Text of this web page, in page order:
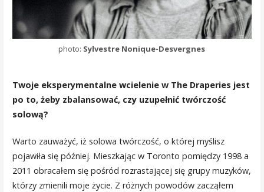
photo: Sylvestre Nonique-Desvergnes
Twoje eksperymentalne wcielenie w The Draperies jest
po to, żeby zbalansować, czy uzupełnić twórczość
solową?
Warto zauważyć, iż solowa twórczość, o której myślisz
pojawiła się później. Mieszkając w Toronto pomiędzy 1998 a
2011 obracałem się pośród rozrastającej się grupy muzyków,
którzy zmienili moje życie. Z różnych powodów zacząłem